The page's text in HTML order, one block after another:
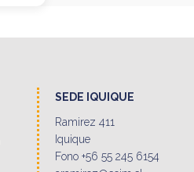
SEDE IQUIQUE
Ramirez 411
Iquique
Fono +56 55 245 6154